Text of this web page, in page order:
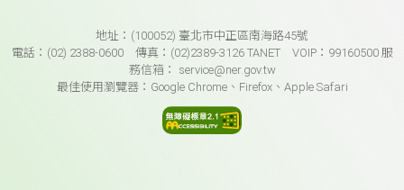
地址：(100052) 臺北市中正區南海路45號
電話：(02) 2388-0600 傳真：(02)2389-3126 TANET VOIP：99160500 服
務信箱： service@ner.gov.tw
最佳使用瀏覽器：Google Chrome、Firefox、Apple Safari